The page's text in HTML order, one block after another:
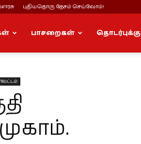
புதியதொரு தேசம் செய்வோம்!
பாசறைகள் தொடர்புக்கு